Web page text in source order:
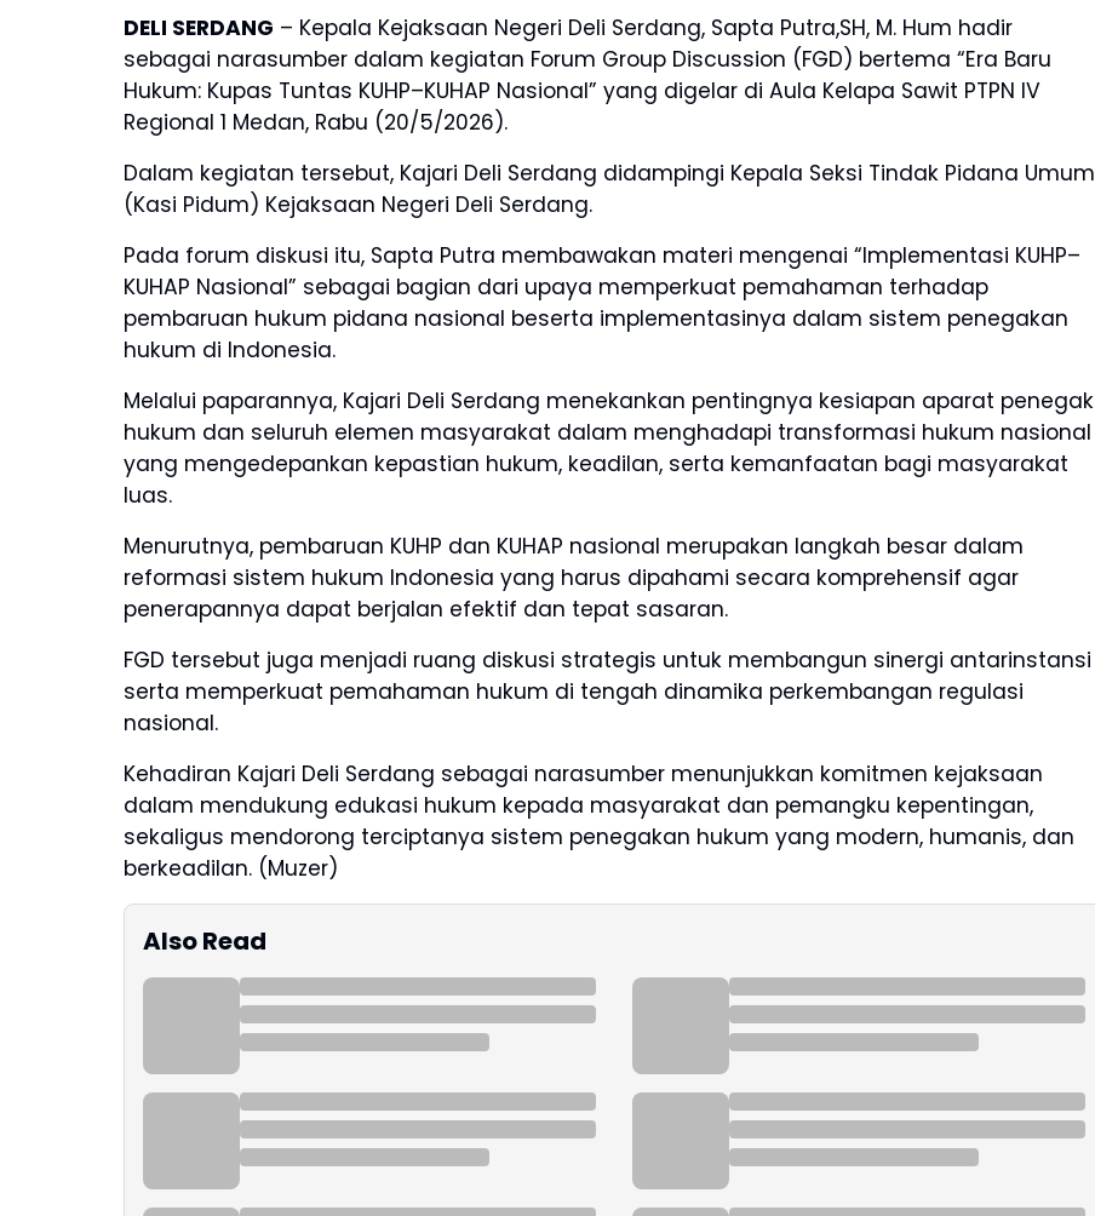
DELI SERDANG – Kepala Kejaksaan Negeri Deli Serdang, Sapta Putra,SH, M. Hum hadir
sebagai narasumber dalam kegiatan Forum Group Discussion (FGD) bertema “Era Baru
Hukum: Kupas Tuntas KUHP–KUHAP Nasional” yang digelar di Aula Kelapa Sawit PTPN IV
Regional 1 Medan, Rabu (20/5/2026).
Dalam kegiatan tersebut, Kajari Deli Serdang didampingi Kepala Seksi Tindak Pidana Umum
(Kasi Pidum) Kejaksaan Negeri Deli Serdang.
Pada forum diskusi itu, Sapta Putra membawakan materi mengenai “Implementasi KUHP–
KUHAP Nasional” sebagai bagian dari upaya memperkuat pemahaman terhadap
pembaruan hukum pidana nasional beserta implementasinya dalam sistem penegakan
hukum di Indonesia.
Melalui paparannya, Kajari Deli Serdang menekankan pentingnya kesiapan aparat penegak
hukum dan seluruh elemen masyarakat dalam menghadapi transformasi hukum nasional
yang mengedepankan kepastian hukum, keadilan, serta kemanfaatan bagi masyarakat
luas.
Menurutnya, pembaruan KUHP dan KUHAP nasional merupakan langkah besar dalam
reformasi sistem hukum Indonesia yang harus dipahami secara komprehensif agar
penerapannya dapat berjalan efektif dan tepat sasaran.
FGD tersebut juga menjadi ruang diskusi strategis untuk membangun sinergi antarinstansi
serta memperkuat pemahaman hukum di tengah dinamika perkembangan regulasi
nasional.
Kehadiran Kajari Deli Serdang sebagai narasumber menunjukkan komitmen kejaksaan
dalam mendukung edukasi hukum kepada masyarakat dan pemangku kepentingan,
sekaligus mendorong terciptanya sistem penegakan hukum yang modern, humanis, dan
berkeadilan. (Muzer)
Also Read